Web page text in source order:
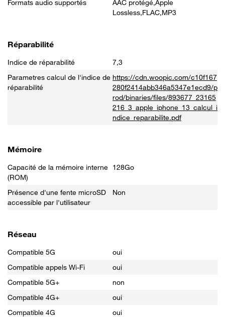
Formats audio supportés
AAC protégé,Apple
Lossless,FLAC,MP3
Réparabilité
Indice de réparabilité
7,3
Parametres calcul de l'indice de
réparabilité
https://cdn.woopic.com/c10f167
280f2414abb346a5347e1ecd9/p
rod/binaries/files/893677_23165
216_3_apple_iphone_13_calcul_i
ndice_reparabilite.pdf
Mémoire
Capacité de la mémoire interne
(ROM)
128Go
Présence d'une fente microSD
accessible par l'utilisateur
Non
Réseau
Compatible 5G
oui
Compatible appels Wi-Fi
oui
Compatible 5G+
non
Compatible 4G+
oui
Compatible 4G
oui